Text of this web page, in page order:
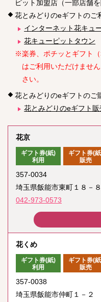
ピット加盟店（一部店舗
花とみどりのeギフトのご
インターネット花キュ
花キューピットタウン
※楽券、ポチッとギフト
はご利用いただけませ
さい。
花とみどりのeギフトのご
花とみどりのeギフト販
花京
ギフト券(紙)
利用
ギフト券(
販売
357-0034
埼玉県飯能市東町１８－８
042-973-0573
花くめ
ギフト券(紙)
利用
ギフト券(
販売
357-0038
埼玉県飯能市仲町１－２